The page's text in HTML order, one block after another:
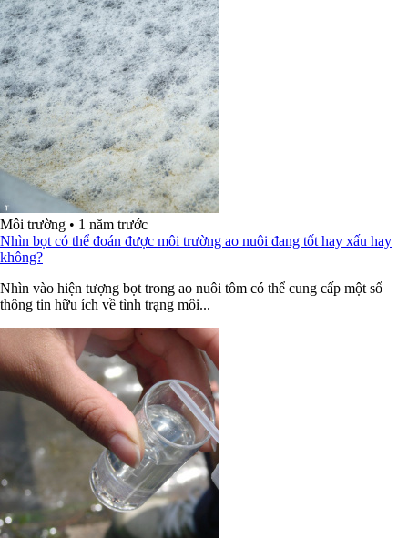
Môi trường • 1 năm trước
Nhìn bọt có thể đoán được môi trường ao nuôi đang tốt hay xấu hay
không?
Nhìn vào hiện tượng bọt trong ao nuôi tôm có thể cung cấp một số
thông tin hữu ích về tình trạng môi...